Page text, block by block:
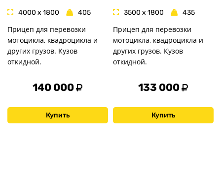
4000 x 1800 405
Прицеп для перевозки
мотоцикла, квадроцикла и
других грузов. Кузов
откидной.
140 000
Купить
3500 x 1800 435
Прицеп для перевозки
мотоцикла, квадроцикла и
других грузов. Кузов
откидной.
133 000
Купить